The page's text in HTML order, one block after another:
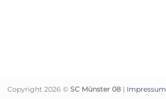
Copyright 2026 © SC Münster 08 | Impressum